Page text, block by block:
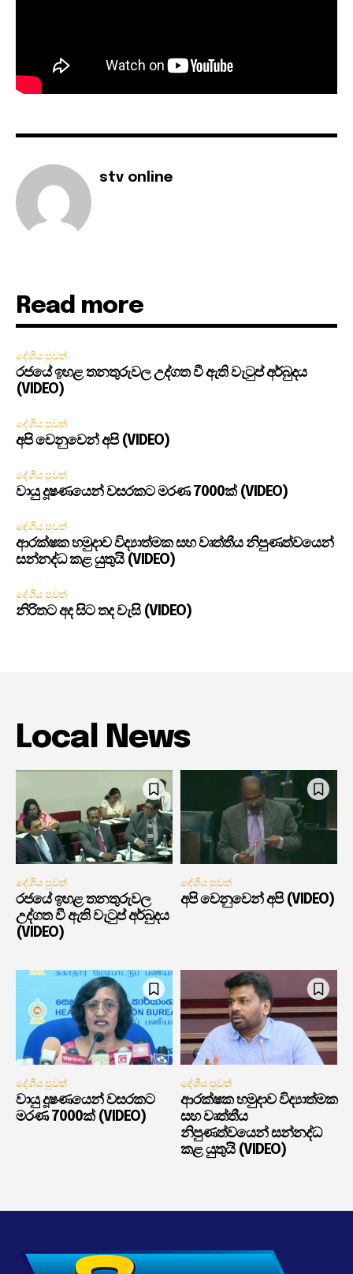
stv online
Read more
දේශීය පුවත්
රජයේ ඉහළ තනතුරුවල උද්ගත වී ඇති වැටුප් අර්බුදය
(VIDEO)
දේශීය පුවත්
අපි වෙනුවෙන් අපි (VIDEO)
දේශීය පුවත්
වායු දූෂණයෙන් වසරකට මරණ 7000ක් (VIDEO)
දේශීය පුවත්
ආරක්ෂක හමුදාව විද්‍යාත්මක සහ වෘත්තීය නිපුණත්වයෙන්
සන්නද්ධ කළ යුතුයි (VIDEO)
දේශීය පුවත්
නිරිතට අද සිට තද වැසි (VIDEO)
Local News
දේශීය පුවත්
රජයේ ඉහළ තනතුරුවල
උද්ගත වී ඇති වැටුප් අර්බුදය
(VIDEO)
දේශීය පුවත්
අපි වෙනුවෙන් අපි (VIDEO)
දේශීය පුවත්
වායු දූෂණයෙන් වසරකට
මරණ 7000ක් (VIDEO)
දේශීය පුවත්
ආරක්ෂක හමුදාව විද්‍යාත්මක
සහ වෘත්තීය
නිපුණත්වයෙන් සන්නද්ධ
කළ යුතුයි (VIDEO)